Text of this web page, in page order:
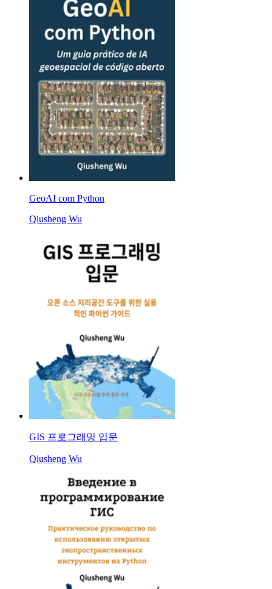
GeoAI com Python
Qiusheng Wu
GIS 프로그래밍 입문
Qiusheng Wu